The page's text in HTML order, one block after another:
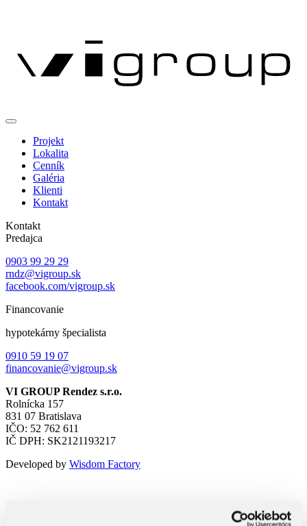
Projekt
Lokalita
Cenník
Galéria
Klienti
Kontakt
Kontakt
Predajca
0903 99 29 29
rndz@vigroup.sk
facebook.com/vigroup.sk
Financovanie
hypotekárny špecialista
0910 59 19 07
financovanie@vigroup.sk
VI GROUP Rendez s.r.o.
Rolnícka 157
831 07 Bratislava
IČO: 52 762 611
IČ DPH: SK2121193217
Developed by Wisdom Factory